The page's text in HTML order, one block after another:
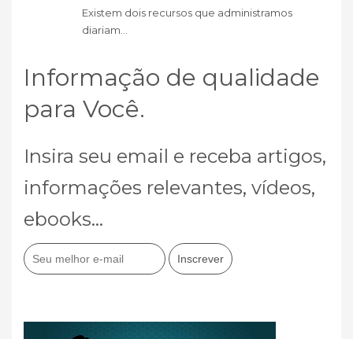
Existem dois recursos que administramos
diariam...
Informação de qualidade
para Você.
Insira seu email e receba artigos,
informações relevantes, vídeos,
ebooks...